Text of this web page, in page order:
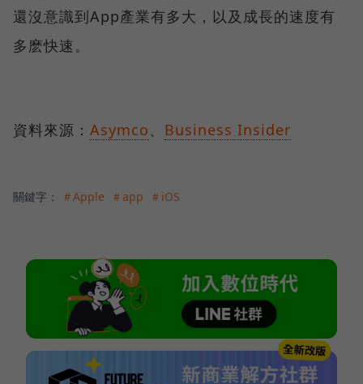
還沒意識到App產業有多大，以及成長的速度有
多麽快速。
資料來源： Asymco、 Business Insider
關鍵字： ＃Apple ＃app ＃iOS